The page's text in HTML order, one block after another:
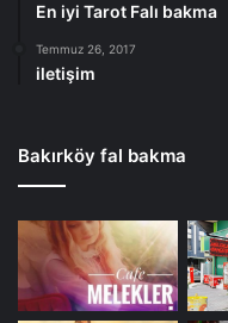
En iyi Tarot Falı bakma
Temmuz 26, 2017
iletişim
Bakırköy fal bakma